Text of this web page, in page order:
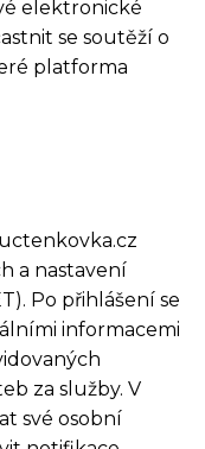
elektronické
se soutěží o
platforma
a nastavení
Po přihlášení se
informacemi
za služby. V
své osobní